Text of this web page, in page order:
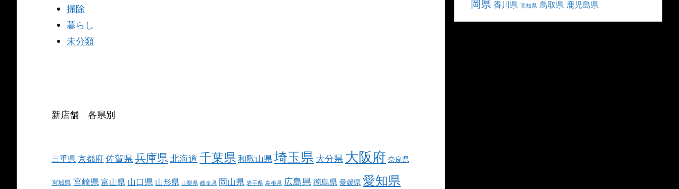
掃除
暮らし
未分類
新店舗 各県別
三重県京都府佐賀県 兵庫県北海道 千葉県 和歌山県 埼玉県 大分県 大阪府 奈良県
宮城県 宮崎県 富山県 山口県 山形県 山梨県 岐阜県 岡山県 岩手県 島根県 広島県 徳島県 愛媛県 愛知県
岡県 香川県 高知県 鳥取県 鹿児島県